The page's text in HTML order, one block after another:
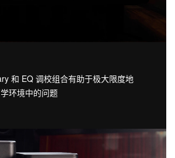
和 EQ 调校组合有助于极大限度地
环境中的问题